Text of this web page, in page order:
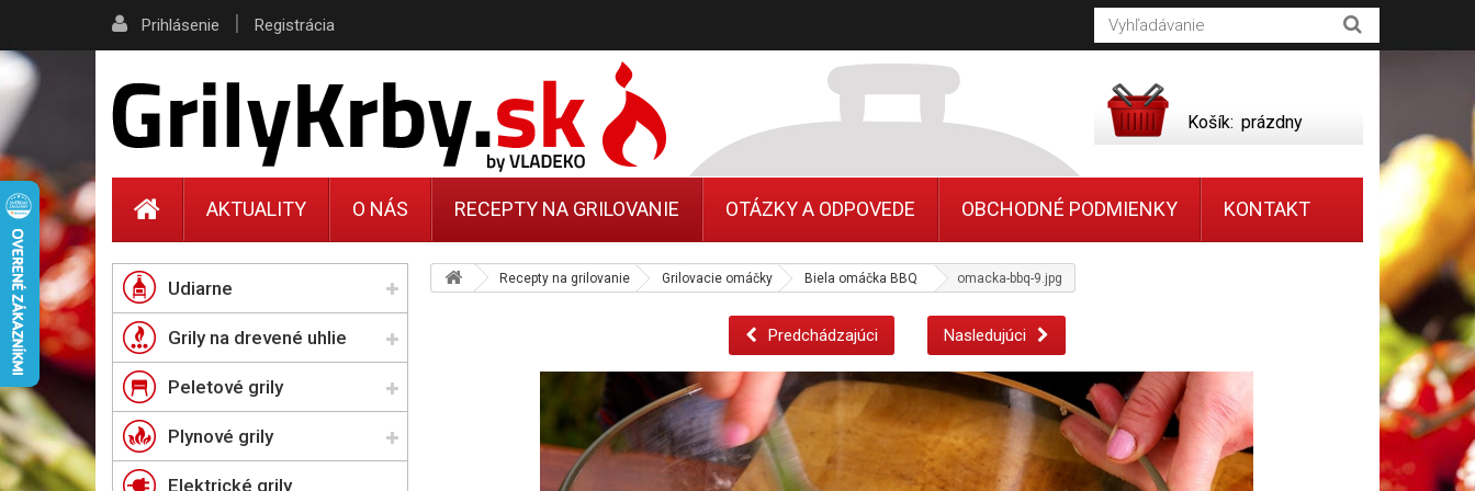
Recepty na grilovanie Grilovacie omáčky Biela omáčka BBQ omacka-bbq-9.jpg
Predchádzajúci Nasledujúci
Udiarne
Grily na drevené uhlie
Peletové grily
Plynové grily
Elektrické grily
Prihlásenie | Registrácia
Košík: prázdny
AKTUALITY O NÁS RECEPTY NA GRILOVANIE OTÁZKY A ODPOVEDE OBCHODNÉ PODMIENKY KONTAKT